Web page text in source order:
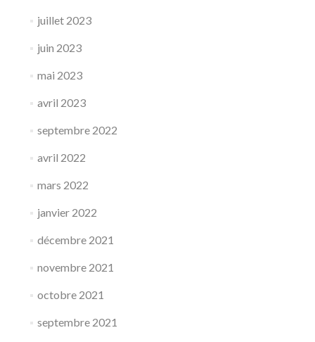
juillet 2023
juin 2023
mai 2023
avril 2023
septembre 2022
avril 2022
mars 2022
janvier 2022
décembre 2021
novembre 2021
octobre 2021
septembre 2021